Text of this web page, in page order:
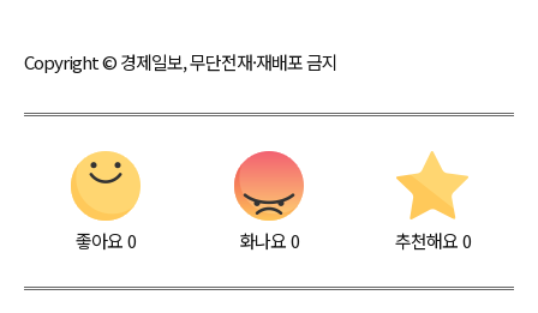
Copyright © 경제일보, 무단전재·재배포 금지
좋아요0 화나요0 추천해요 0